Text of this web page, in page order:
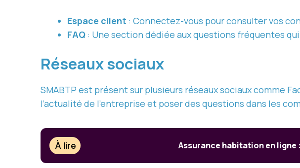
Espace client : Connectez-vous pour consulter vos
FAQ : Une section dédiée aux questions fréquentes
Réseaux sociaux
SMABTP est présent sur plusieurs réseaux sociaux comme
l’actualité de l’entreprise et poser des questions dans les
À lire Assurance habitation en